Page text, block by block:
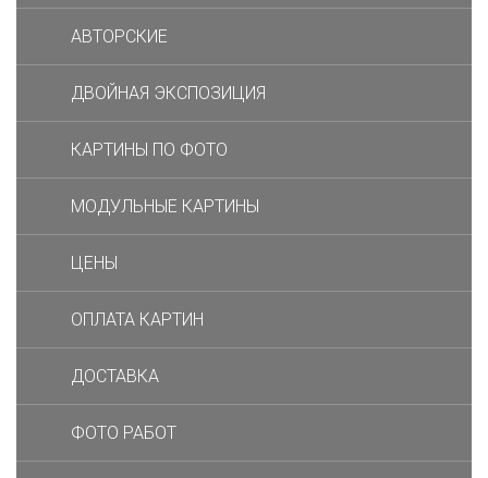
АВТОРСКИЕ
ДВОЙНАЯ ЭКСПОЗИЦИЯ
КАРТИНЫ ПО ФОТО
МОДУЛЬНЫЕ КАРТИНЫ
ЦЕНЫ
ОПЛАТА КАРТИН
ДОСТАВКА
ФОТО РАБОТ